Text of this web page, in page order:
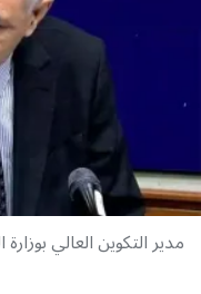
مدير التكوين العالي